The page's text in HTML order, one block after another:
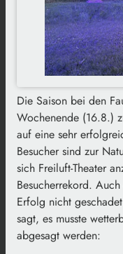
Die Saison bei den
Wochenende (16.8.)
auf eine sehr
Besucher sind zur
sich Freiluft-Theater
Besucherrekord.
Erfolg nicht
sagt, es musste
abgesagt werden: